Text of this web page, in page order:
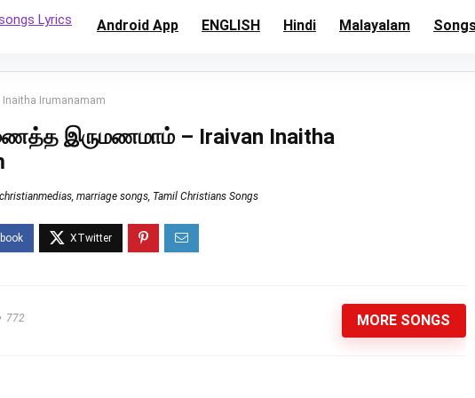
Android App ENGLISH Hindi Malayalam
Irumanamam
இருமணமாம் – Iraivan Inaitha
christianmedias, marriage songs, Tamil Christians Songs
772 MORE SONGS